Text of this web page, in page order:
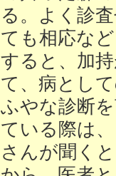
る。よく診
ても相応な
すると、加
て、病とし
ふやな診断
ている際は
さんが聞く